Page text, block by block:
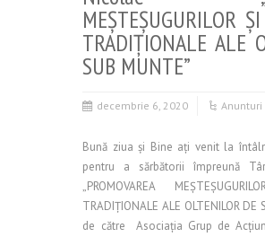
MEŞTEŞUGURILOR
TRADIŢIONALE ALE
SUB MUNTE”
decembrie 6, 2020 Anunturi
Bună ziua și Bine ați venit la
pentru a sărbătorii împreună
„PROMOVAREA
TRADIŢIONALE ALE OLTENILOR
de către Asociația Grup de